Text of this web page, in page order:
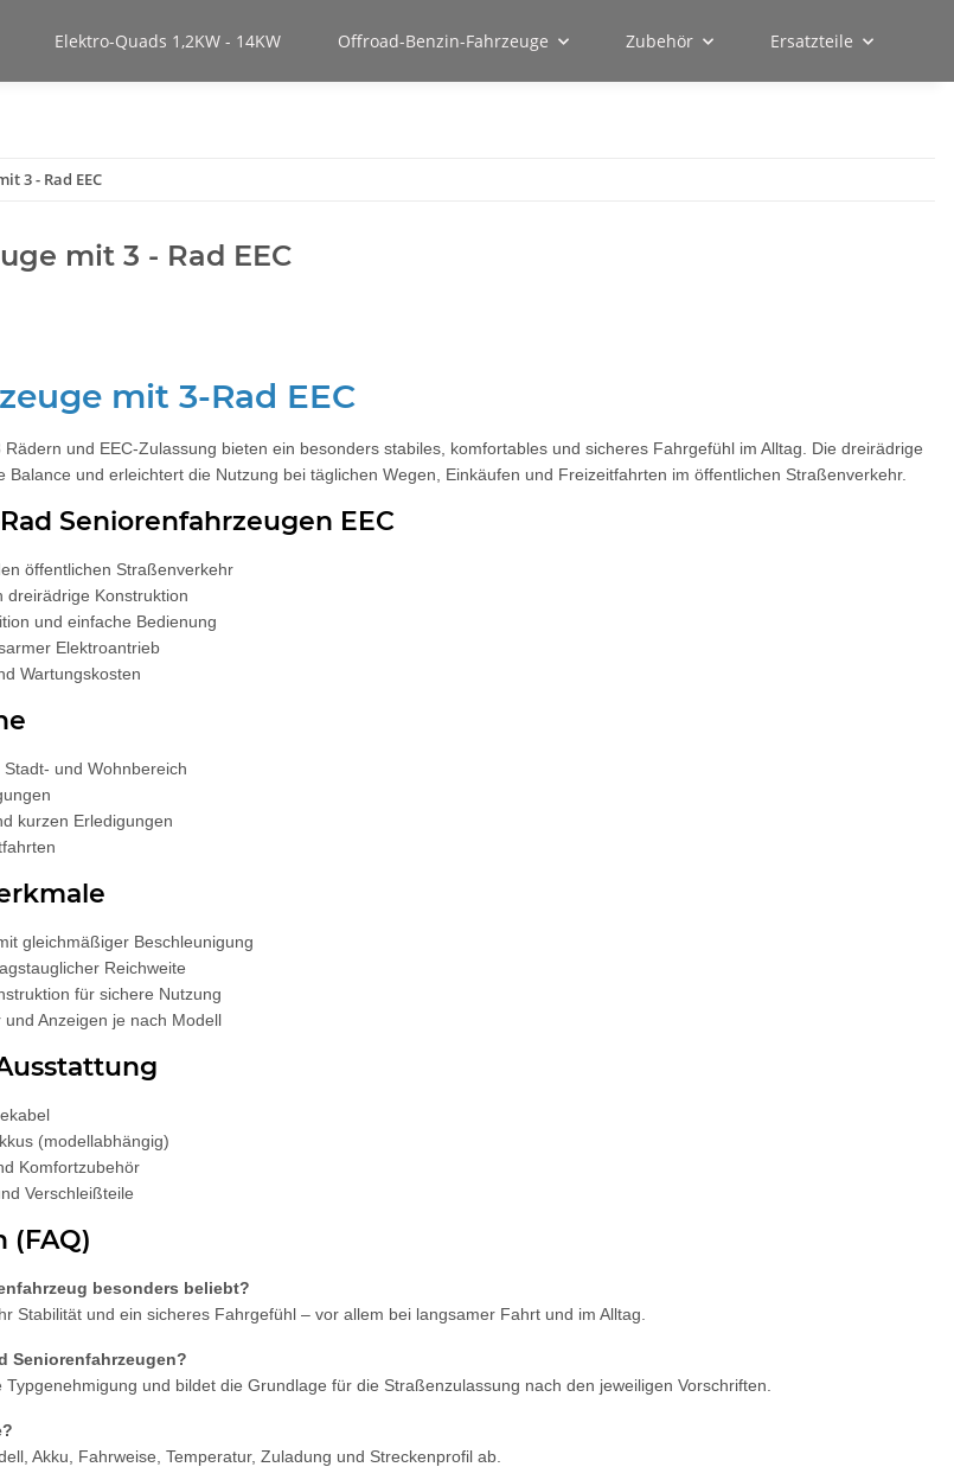
Elektro-Quads 1,2KW - 14KW Offroad-Benzin-Fahrzeuge Zubehör Ersatzteile
3 - Rad EEC
mit 3 - Rad EEC
mit 3-Rad EEC
Rädern und EEC-Zulassung bieten ein besonders stabiles, komfortables und sicheres Fahrgefühl im Alltag. Die dreirädrige
Balance und erleichtert die Nutzung bei täglichen Wegen, Einkäufen und Freizeitfahrten im öffentlichen Straßenverkehr.
Seniorenfahrzeugen EEC
öffentlichen Straßenverkehr
dreirädrige Konstruktion
und einfache Bedienung
Elektroantrieb
Wartungskosten
und Wohnbereich
kurzen Erledigungen
gleichmäßiger Beschleunigung
Reichweite
für sichere Nutzung
Anzeigen je nach Modell
(modellabhängig)
Komfortzubehör
Verschleißteile
(FAQ)
besonders beliebt?
Stabilität und ein sicheres Fahrgefühl – vor allem bei langsamer Fahrt und im Alltag.
Seniorenfahrzeugen?
und bildet die Grundlage für die Straßenzulassung nach den jeweiligen Vorschriften.
Akku, Fahrweise, Temperatur, Zuladung und Streckenprofil ab.